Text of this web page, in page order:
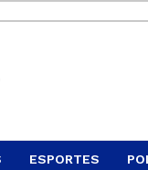
ESPORTES